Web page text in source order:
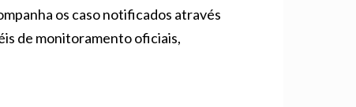
os caso notificados através
de monitoramento oficiais,